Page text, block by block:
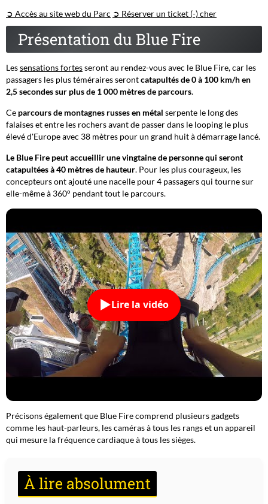
➲ Accès au site web du Parc ➲ Réserver un ticket (-) cher
Présentation du Blue Fire
Lessensations fortesseront au rendez-vous avec le Blue Fire, car les
passagers les plus téméraires serontcatapultés de 0 à 100 km/h en
2,5 secondes sur plus de 1 000 mètres de parcours.
Ce parcours de montagnes russes en métal serpente le long des
falaises et entre les rochers avant de passer dans le looping le plus
élevé d'Europe avec 38 mètres pour un grand huit à démarrage lancé.
Le Blue Fire peut accueillir une vingtaine de personne qui seront
catapultées à 40 mètres de hauteur. Pour les plus courageux, les
concepteurs ont ajouté une nacelle pour 4 passagers qui tourne sur
elle-même à 360° pendant tout le parcours.
Lire la vidéo
Précisons également que Blue Fire comprend plusieurs gadgets
comme les haut-parleurs, les caméras à tous les rangs et un appareil
qui mesure la fréquence cardiaque à tous les sièges.
À lire absolument